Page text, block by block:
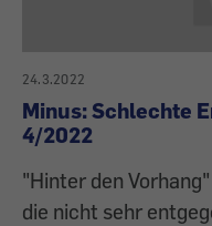
24.3.2022
Minus: Schlechte
4/2022
"Hinter den
die nicht sehr